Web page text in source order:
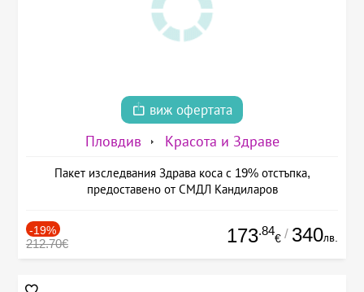
виж офертата
Пловдив Красота и Здраве
Пакет изследвания Здрава коса с 19% отстъпка,
предоставено от СМДЛ Кандиларов
-19%
212.70€ 173.84
€ / 340лв.